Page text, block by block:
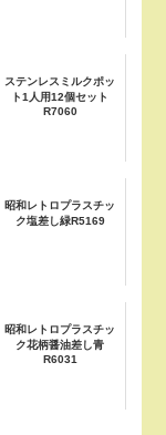
ステンレスミルクポッ
ト1人用12個セット
R7060
昭和レトロプラスチッ
ク塩差し緑R5169
昭和レトロプラスチッ
ク花柄醤油差し青
R6031